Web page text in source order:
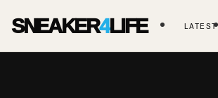
SNEAKER4LIFE LATEST